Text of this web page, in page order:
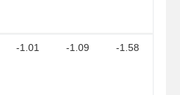
-1.01 -1.09 -1.58